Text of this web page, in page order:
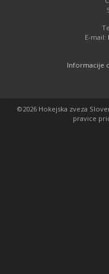
E-mail:
Informacije
©2026 Hokejska zveza
pravice